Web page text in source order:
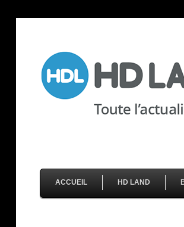
ACCUEIL HD LAND